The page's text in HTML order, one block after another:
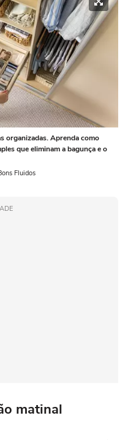
organizadas. Aprenda como
que eliminam a bagunça e o
Fluidos
matinal